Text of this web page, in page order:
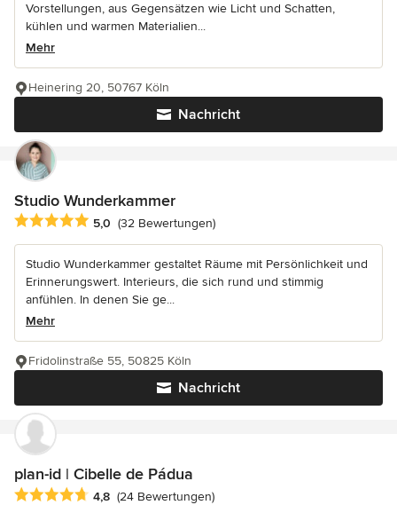
Vorstellungen, aus Gegensätzen wie Licht und Schatten,
kühlen und warmen Materialien...
Mehr
Nachricht
Heinering 20, 50767 Köln
Studio Wunderkammer
Durchschnittliche Bewertung: 5 von 5 Sternen
5,0 (32 Bewertungen)
Studio Wunderkammer gestaltet Räume mit Persönlichkeit und
Erinnerungswert. Interieurs, die sich rund und stimmig
anfühlen. In denen Sie ge...
Mehr
Nachricht
Fridolinstraße 55, 50825 Köln
plan-id | Cibelle de Pádua
Durchschnittliche Bewertung: 4.8 von 5 Sternen
4,8 (24 Bewertungen)